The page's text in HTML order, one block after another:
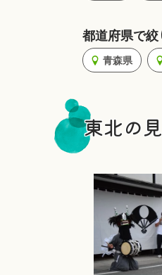
都道府県で絞
青森県
東北の